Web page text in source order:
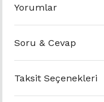
Yorumlar
Soru & Cevap
Taksit Seçenekleri